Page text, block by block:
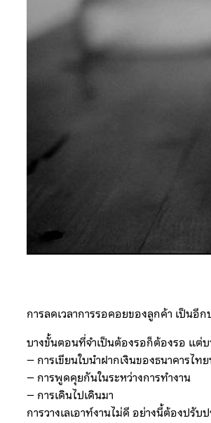
การลดเวลาการรอคอยของลูกค้า เป็นอี
บางขั้นตอนที่จำเป็นต้องรอก็ต้องรอ แต่
– การเขียนใบนำฝากเงินของธนาคารไ
– การพูดคุยกันในระหว่างการทำงาน
– การเดินไปเดินมา
การวางเลเอาท์งานไม่ดี อย่างนี้ต้องปรับ